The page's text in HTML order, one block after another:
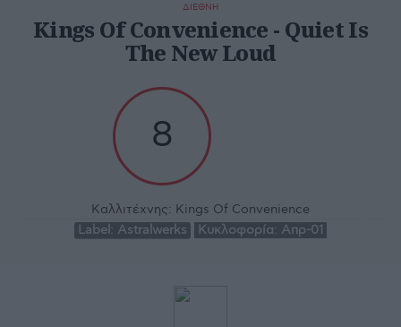
ΔΙΕΘΝΗ
Kings Of Convenience - Quiet Is
The New Loud
8
Καλλιτέχνης: Kings Of Convenience
Label: Astralwerks Κυκλοφορία: Απρ-01